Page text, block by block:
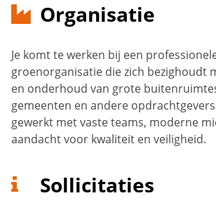
Organisatie
Je komt te werken bij een
groenorganisatie die zich bezighoudt
en onderhoud van grote
gemeenten en andere
gewerkt met vaste teams, moderne
aandacht voor kwaliteit en veiligheid.
Sollicitaties